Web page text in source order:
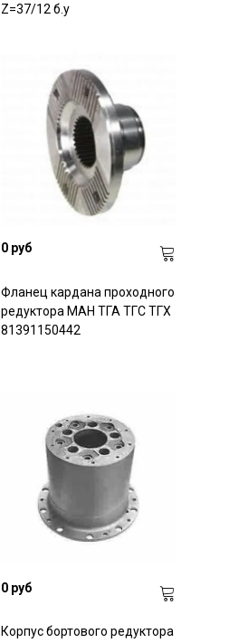
Z=37/12 б.у
0 руб
Фланец кардана проходного
редуктора МАН ТГА ТГС ТГХ
81391150442
0 руб
Корпус бортового редуктора